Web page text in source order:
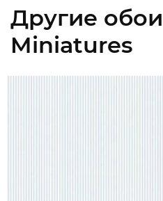
Другие
Miniatures